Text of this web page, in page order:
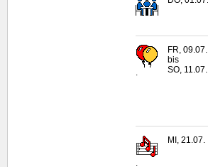
.
FR, 09.07.
bis
SO, 11.07.
.
MI, 21.07.